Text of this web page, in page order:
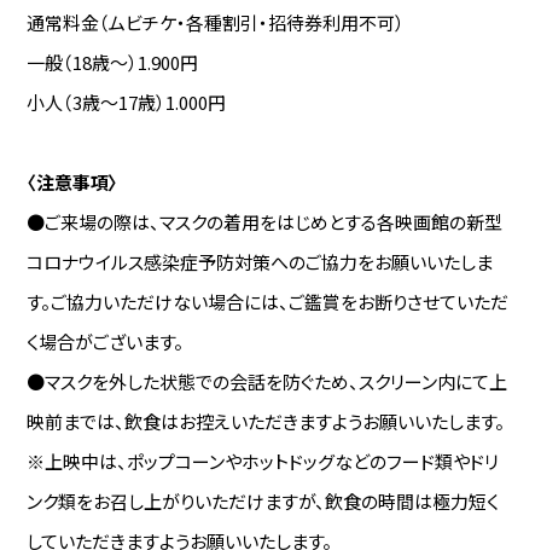
通常料金（ムビチケ・各種割引・招待券利用不可）
一般（18歳～）1.900円
小人（3歳～17歳）1.000円
〈注意事項〉
●ご来場の際は、マスクの着用をはじめとする各映画館の新型
コロナウイルス感染症予防対策へのご協力をお願いいたしま
す。ご協力いただけない場合には、ご鑑賞をお断りさせていただ
く場合がございます。
●マスクを外した状態での会話を防ぐため、スクリーン内にて上
映前までは、飲食はお控えいただきますようお願いいたします。
※上映中は、ポップコーンやホットドッグなどのフード類やドリ
ンク類をお召し上がりいただけますが、飲食の時間は極力短く
していただきますようお願いいたします。